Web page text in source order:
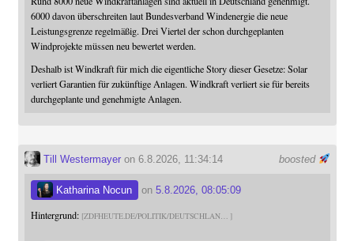
6000 davon überschreiten laut Bundesverband Windenergie die neue
Leistungsgrenze regelmäßig. Drei Viertel der schon durchgeplanten
Windprojekte müssen neu bewertet werden.
Deshalb ist Windkraft für mich die eigentliche Story dieser Gesetze: Solar
verliert Garantien für zukünftige Anlagen. Windkraft verliert sie für bereits
durchgeplante und genehmigte Anlagen.
boosted
Till Westermayeron 6.8.2026, 11:34:14
Katharina Nocun on 5.8.2026, 08:05:09
Hintergrund: ZDFHEUTE.DE/POLITIK/DEUTSCHLAN